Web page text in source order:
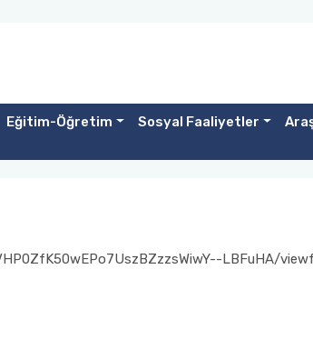
Eğitim-Öğretim Sosyal Faaliyetler
LBFuHA/